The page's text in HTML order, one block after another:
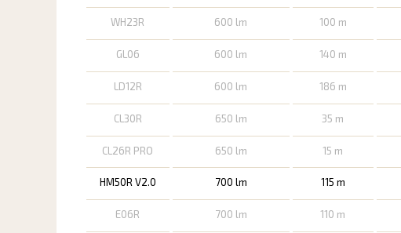
WH23R
600 lm 100 m
GL06
600 lm 140 m
LD12R
600 lm 186 m
CL30R
650 lm 35 m
CL26R PRO
650 lm 15 m
HM50R V2.0 700 lm 115 m
E06R
700 lm 110 m